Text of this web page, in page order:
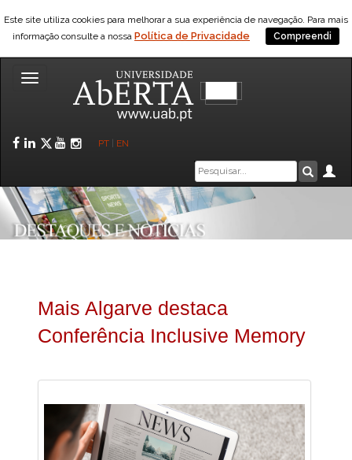
Este site utiliza cookies para melhorar a sua experiência de navegação. Para mais
informação consulte a nossa Política de Privacidade Compreendi
Toggle
Facebook
LinkedIn
Twitter
YouTube
Instagram
PT EN
Caixa
de
pesquisa
Mais Algarve destaca
Conferência Inclusive Memory